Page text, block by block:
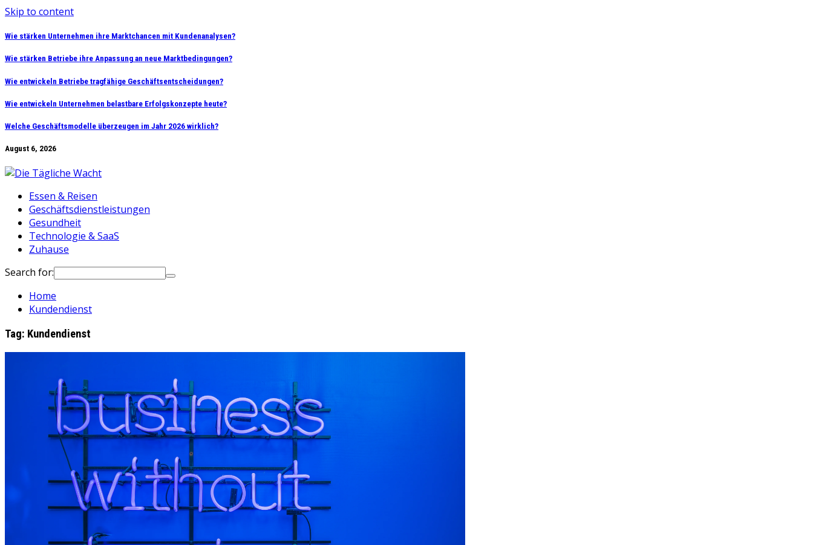
Skip to content
Wie stärken Unternehmen ihre Marktchancen mit Kundenanalysen?
Wie stärken Betriebe ihre Anpassung an neue Marktbedingungen?
Wie entwickeln Betriebe tragfähige Geschäftsentscheidungen?
Wie entwickeln Unternehmen belastbare Erfolgskonzepte heute?
Welche Geschäftsmodelle überzeugen im Jahr 2026 wirklich?
August 6, 2026
Essen & Reisen
Geschäftsdienstleistungen
Gesundheit
Technologie & SaaS
Zuhause
Search for:
Home
Kundendienst
Tag: Kundendienst